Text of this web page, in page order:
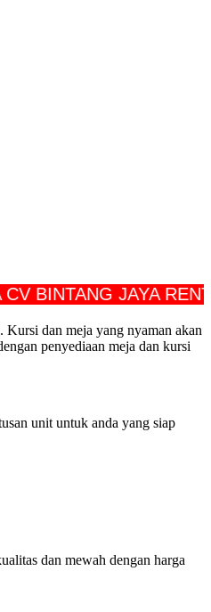
JAYA RENTAL
Kursi dan meja yang nyaman akan
penyediaan meja dan kursi
unit untuk anda yang siap
dan mewah dengan harga